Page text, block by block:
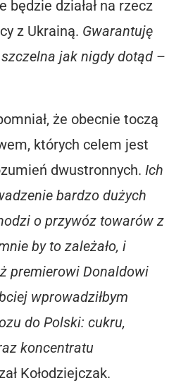
będzie działał na rzecz
z Ukrainą. Gwarantuję
jak nigdy dotąd –
że obecnie toczą
których celem jest
dwustronnych. Ich
bardzo dużych
o przywóz towarów z
by to zależało, i
premierowi Donaldowi
wprowadziłbym
do Polski: cukru,
koncentratu
Kołodziejczak.